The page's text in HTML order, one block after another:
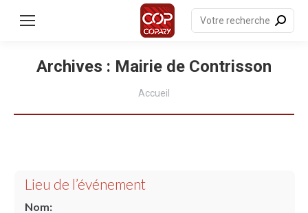
Recherche
:
Archives : Mairie de Contrisson
Accueil
Lieu de l’événement
Nom: